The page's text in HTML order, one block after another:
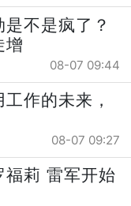
不是疯了？
增
08-07 09:44
作的未来，
08-07 09:27
福莉 雷军开始